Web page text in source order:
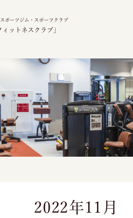
ポーツジム・スポーツクラブ
ィットネスクラブ」
2022年11